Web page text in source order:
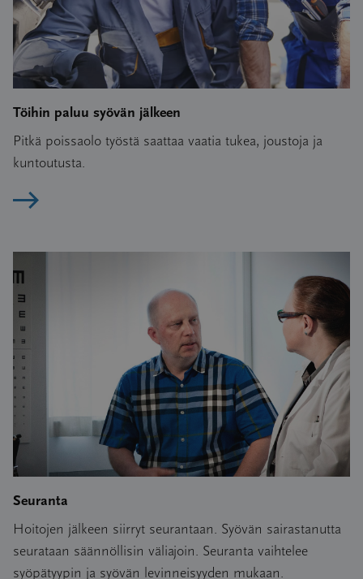
Töihin paluu syövän jälkeen
Pitkä poissaolo työstä saattaa vaatia tukea, joustoja ja
kuntoutusta.
Lue artikkeli
Seuranta
Hoitojen jälkeen siirryt seurantaan. Syövän sairastanutta
seurataan säännöllisin väliajoin. Seuranta vaihtelee
syöpätyypin ja syövän levinneisyyden mukaan.